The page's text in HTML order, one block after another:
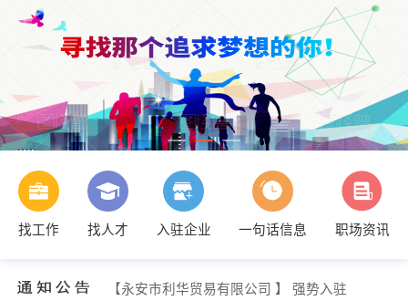
找工作 找人才 入驻企业 一句话信息 职场资讯
李小姐 发布 [主办会计 ] 招聘信息
【永安市利华贸易有限公司 】 强势入驻